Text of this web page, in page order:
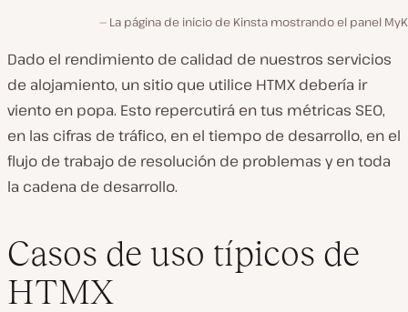
La página de inicio de Kinsta mostrando el panel
Dado el rendimiento de calidad de nuestros servicios
de alojamiento, un sitio que utilice HTMX debería ir
viento en popa. Esto repercutirá en tus métricas SEO,
en las cifras de tráfico, en el tiempo de desarrollo, en el
flujo de trabajo de resolución de problemas y en toda
la cadena de desarrollo.
Casos de uso típicos de
HTMX